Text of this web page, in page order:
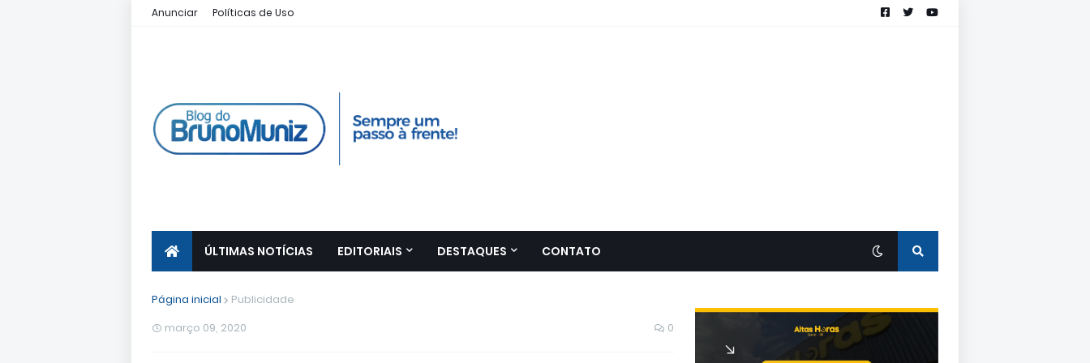
Anunciar Políticas de Uso
ÚLTIMAS NOTÍCIAS EDITORIAIS DESTAQUES CONTATO
Página inicial
Publicidade
março 09, 2020
0